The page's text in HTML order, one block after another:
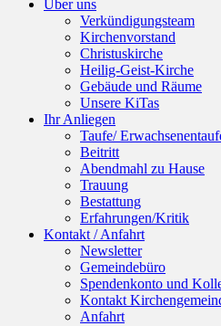
Über uns
Verkündigungsteam
Kirchenvorstand
Christuskirche
Heilig-Geist-Kirche
Gebäude und Räume
Unsere KiTas
Ihr Anliegen
Taufe/
Beitritt
Abendmahl zu Hause
Trauung
Bestattung
Erfahrungen/Kritik
Kontakt / Anfahrt
Newsletter
Gemeindebüro
Spendenkonto und
Kontakt
Anfahrt